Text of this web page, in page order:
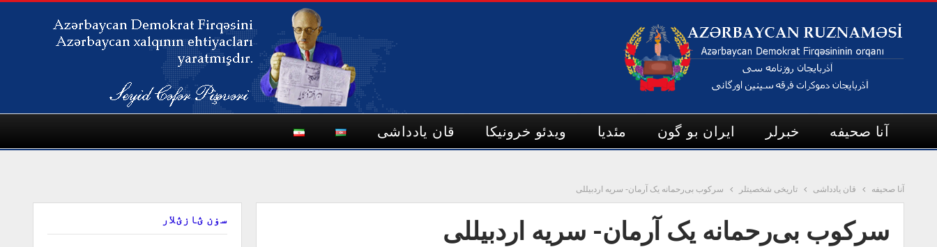
آنا صحیفه خبرلر ایران بو گون مئدیا ویدئو خرونیکا قان یادداشی
آنا صحیفه قان یادداشی تاریخی شخصیتلر سرکوب بی‌رحمانه‌ یک آرمان- سریه اردبیللی
سرکوب بی‌رحمانه‌ یک آرمان- سریه اردبیللی سۏن ؽازؽلار